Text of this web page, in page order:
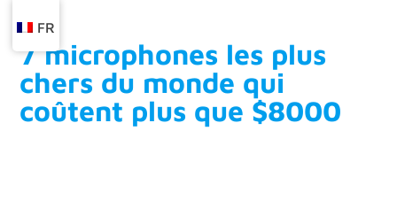
7 microphones les plus
chers du monde qui
coûtent plus que $8000
FR